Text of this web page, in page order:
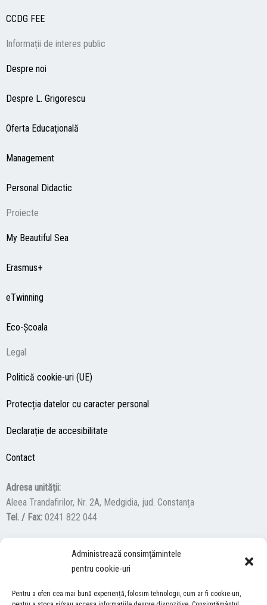
Administrează consimțămintele
pentru cookie-uri
Pentru a oferi cea mai bună experiență, folosim tehnologii, cum ar fi cookie-uri,
CCDG FEE
Informații de interes public
Despre noi
Despre L. Grigorescu
Oferta Educaţională
Management
Personal Didactic
Proiecte
My Beautiful Sea
Erasmus+
eTwinning
Eco-Şcoala
Legal
Politică cookie-uri (UE)
Protecția datelor cu caracter personal
Declarație de accesibilitate
Contact
Adresa unităţii:
Aleea Trandafirilor, Nr. 2A, Medgidia, jud. Constanța
Tel. / Fax: 0241 822 044
F
a
c
Y
u
I
s
ACCES NEVĂZĂTORI